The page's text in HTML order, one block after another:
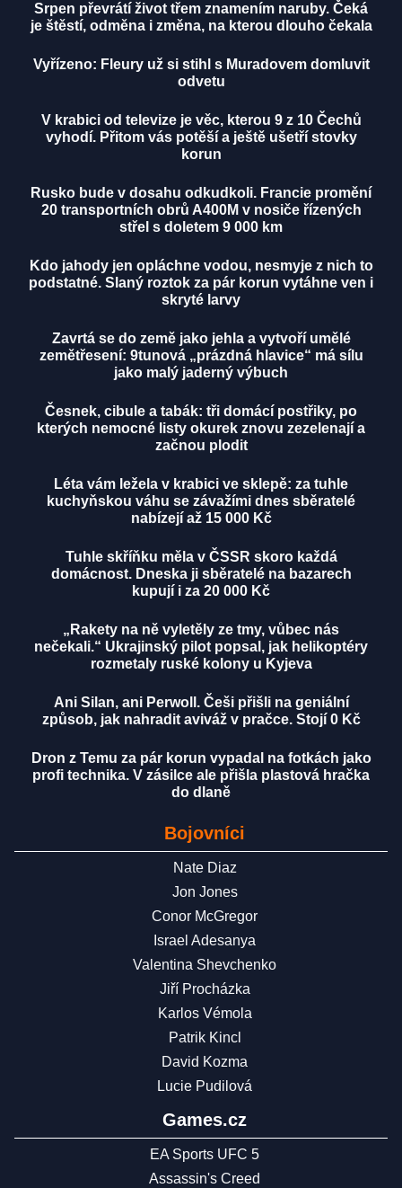
Srpen převrátí život třem znamením naruby. Čeká
je štěstí, odměna i změna, na kterou dlouho čekala
Vyřízeno: Fleury už si stihl s Muradovem domluvit
odvetu
V krabici od televize je věc, kterou 9 z 10 Čechů
vyhodí. Přitom vás potěší a ještě ušetří stovky
korun
Rusko bude v dosahu odkudkoli. Francie promění
20 transportních obrů A400M v nosiče řízených
střel s doletem 9 000 km
Kdo jahody jen opláchne vodou, nesmyje z nich to
podstatné. Slaný roztok za pár korun vytáhne ven i
skryté larvy
Zavrtá se do země jako jehla a vytvoří umělé
zemětřesení: 9tunová „prázdná hlavice“ má sílu
jako malý jaderný výbuch
Česnek, cibule a tabák: tři domácí postřiky, po
kterých nemocné listy okurek znovu zezelenají a
začnou plodit
Léta vám ležela v krabici ve sklepě: za tuhle
kuchyňskou váhu se závažími dnes sběratelé
nabízejí až 15 000 Kč
Tuhle skříňku měla v ČSSR skoro každá
domácnost. Dneska ji sběratelé na bazarech
kupují i za 20 000 Kč
„Rakety na ně vyletěly ze tmy, vůbec nás
nečekali.“ Ukrajinský pilot popsal, jak helikoptéry
rozmetaly ruské kolony u Kyjeva
Ani Silan, ani Perwoll. Češi přišli na geniální
způsob, jak nahradit aviváž v pračce. Stojí 0 Kč
Dron z Temu za pár korun vypadal na fotkách jako
profi technika. V zásilce ale přišla plastová hračka
do dlaně
Bojovníci
Nate Diaz
Jon Jones
Conor McGregor
Israel Adesanya
Valentina Shevchenko
Jiří Procházka
Karlos Vémola
Patrik Kincl
David Kozma
Lucie Pudilová
Games.cz
EA Sports UFC 5
Assassin's Creed